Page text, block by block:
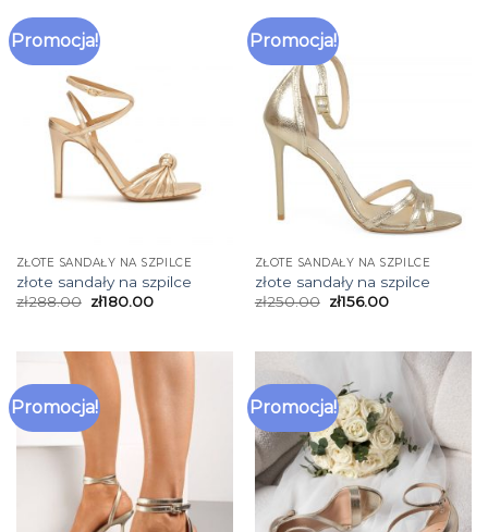
Promocja!
ZŁOTE SANDAŁY NA SZPILCE
złote sandały na szpilce
zł288.00 zł180.00
Promocja!
ZŁOTE SANDAŁY NA SZPILCE
złote sandały na szpilce
zł250.00 zł156.00
Promocja! Promocja!